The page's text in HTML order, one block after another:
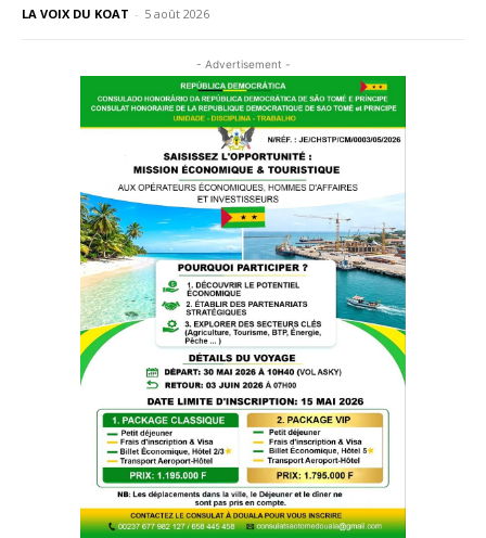
LA VOIX DU KOAT - 5 août 2026
- Advertisement -